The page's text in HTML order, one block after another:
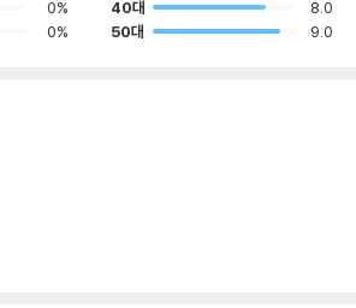
0%
0%
40대
8.0
50대
9.0